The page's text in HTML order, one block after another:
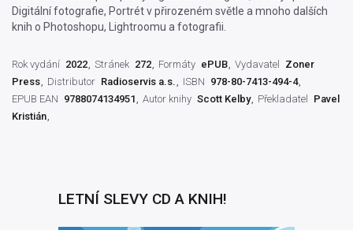
Digitální fotografie, Portrét v přirozeném světle a mnoho dalších
knih o Photoshopu, Lightroomu a fotografii.
Rok vydání 2022 Stránek 272 Formáty ePUB Vydavatel Zoner
Press
Distributor Radioservis a.s. ISBN 978-80-7413-494-4
EPUB EAN 9788074134951 Autor knihy Scott Kelby Překladatel Pavel
Kristián
LETNÍ SLEVY CD A KNIH!